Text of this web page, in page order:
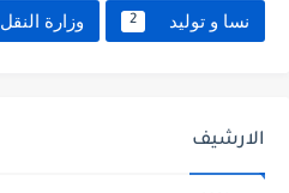
نسا و توليد 2 وزارة النقل
الارشيف